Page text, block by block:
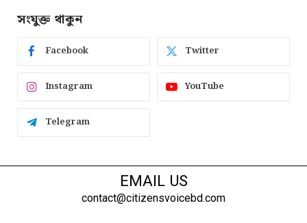
সংযুক্ত থাকুন
Facebook Twitter
Instagram YouTube
Telegram
EMAIL US
contact@citizensvoicebd.com